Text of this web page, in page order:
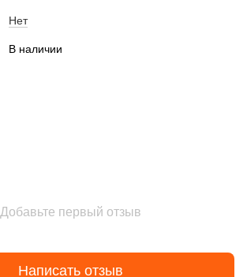
Нет
В наличии
Добавьте первый отзыв
Написать отзыв